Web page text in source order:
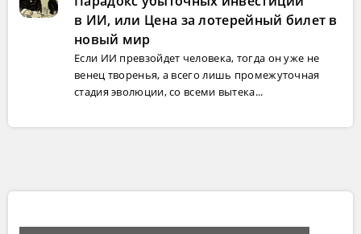
в ИИ, или Цена за лотерейный билет в
новый мир
Если ИИ превзойдет человека, тогда он уже не
венец творенья, а всего лишь промежуточная
стадия эволюции, со всеми вытека...